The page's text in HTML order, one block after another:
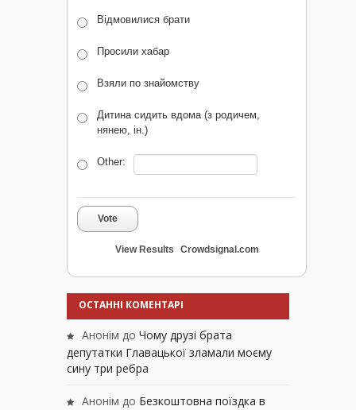
Відмовилися брати
Просили хабар
Взяли по знайомству
Дитина сидить вдома (з родичем,
нянею, ін.)
Other:
Vote
View Results Crowdsignal.com
ОСТАННІ КОМЕНТАРІ
Анонім до Чому друзі брата
депутатки Главацької зламали моєму
сину три ребра
Анонім до Безкоштовна поїздка в